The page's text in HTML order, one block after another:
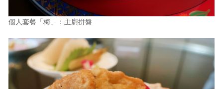
個人套餐「梅」：主廚拼盤